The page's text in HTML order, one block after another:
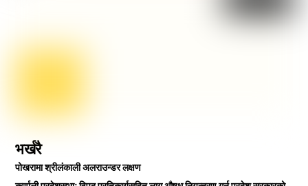
भर्खरै
पोखरामा श्रीलंकाली अलराउन्डर लक्षण